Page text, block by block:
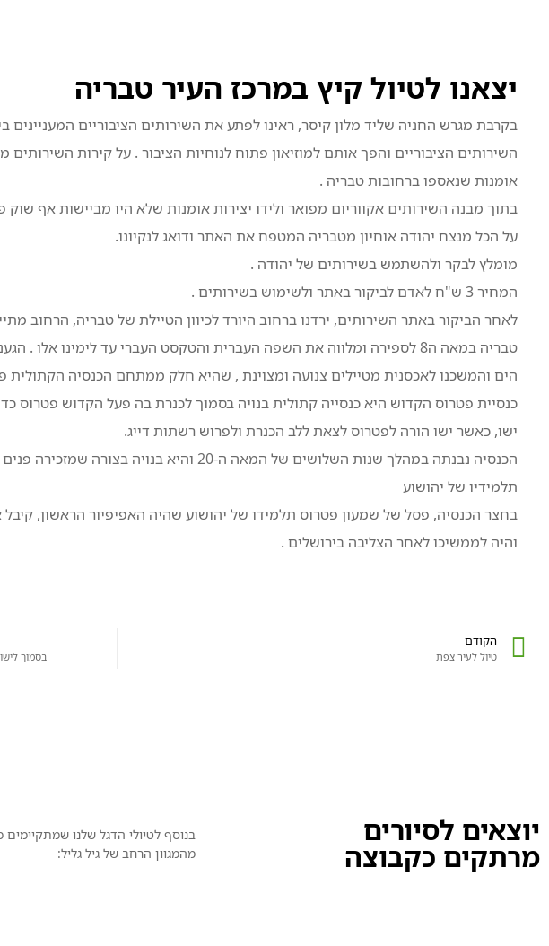
יצאנו לטיול קיץ במרכז העיר טבריה
בקרבת מגרש החניה שליד מלון קיסר, ראינו לפתע את השירותים הציבוריים
השירותים הציבוריים והפך אותם למוזיאון פתוח לנוחיות הציבור . על קירות השירותים
אומנות שנאספו ברחובות טבריה .
בתוך מבנה השירותים אקווריום מפואר ולידו יצירות אומנות שלא היו מביישות אף
על הכל מנצח יהודה אוחיון מטבריה המטפח את האתר ודואג לנקיונו.
מומלץ לבקר ולהשתמש בשירותים של יהודה .
המחיר 3 ש"ח לאדם לביקור באתר ולשימוש בשירותים .
לאחר הביקור באתר השירותים, ירדנו ברחוב היורד לכיוון הטיילת של טבריה, הרחוב
טבריה במאה ה8 לספירה ומלווה את השפה העברית והטקסט העברי עד לימינו
הים והמשכנו לאכסנית מטיילים צנועה ומצוינת , שהיא חלק ממתחם הכנסיה הקתולית
כנסיית פטרוס הקדוש היא כנסייה קתולית בנויה בסמוך לכנרת בה פעל הקדוש פטרוס
ישו, כאשר ישו הורה לפטרוס לצאת ללב הכנרת ולפרוש רשתות דייג.
תלמידיו של יהושוע
בחצר הכנסיה, פסל של שמעון פטרוס תלמידו של יהושוע שהיה האפיפיור הראשון,
והיה לממשיכו לאחר הצליבה בירושלים .
הקודם
טיול לעיר צפת בסמוך
יוצאים לסיורים
מרתקים כקבוצה
בנוסף לטיולי הדגל שלנו
מהמגוון הרחב של גיל גליל: